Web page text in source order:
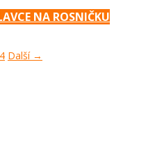
NA ROSNIČKU
4 Další →